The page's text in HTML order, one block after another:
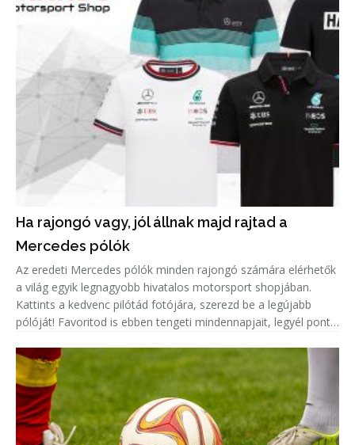
Ha rajongó vagy, jól állnak majd rajtad a
Mercedes pólók
Az eredeti Mercedes pólók minden rajongó számára elérhetők
a világ egyik legnagyobb hivatalos motorsport shopjában.
Kattints a kedvenc pilótád fotójára, szerezd be a legújabb
pólóját! Favoritod is ebben tengeti mindennapjait, legyél pont